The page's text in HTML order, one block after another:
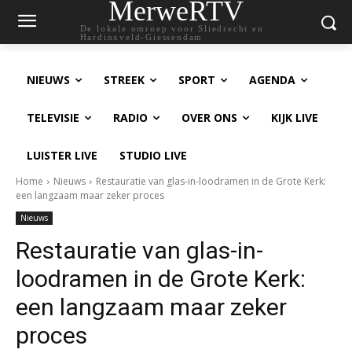
MerweRTV
De lokale omroep voor Sliedrecht en
Hardinxveld-Giessendam
NIEUWS STREEK SPORT AGENDA
TELEVISIE RADIO OVER ONS KIJK LIVE
LUISTER LIVE STUDIO LIVE
Home Nieuws
Restauratie van glas-in-loodramen in de Grote Kerk:
een langzaam maar zeker proces
Nieuws
Restauratie van glas-in-
loodramen in de Grote Kerk:
een langzaam maar zeker
proces